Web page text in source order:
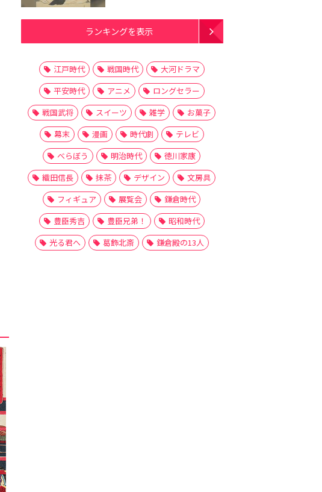
ランキングを表示
江戸時代 戦国時代
大河ドラマ
平安時代
アニメ
ロングセラー
戦国武将
スイーツ 雑学
お菓子
幕末
漫画 時代劇
テレビ
べらぼう
明治時代
徳川家康
織田信長
抹茶 デザイン
文房具
フィギュア
展覧会
鎌倉時代
豊臣秀吉
豊臣兄弟！
昭和時代
光る君へ
葛飾北斎 鎌倉殿の13人